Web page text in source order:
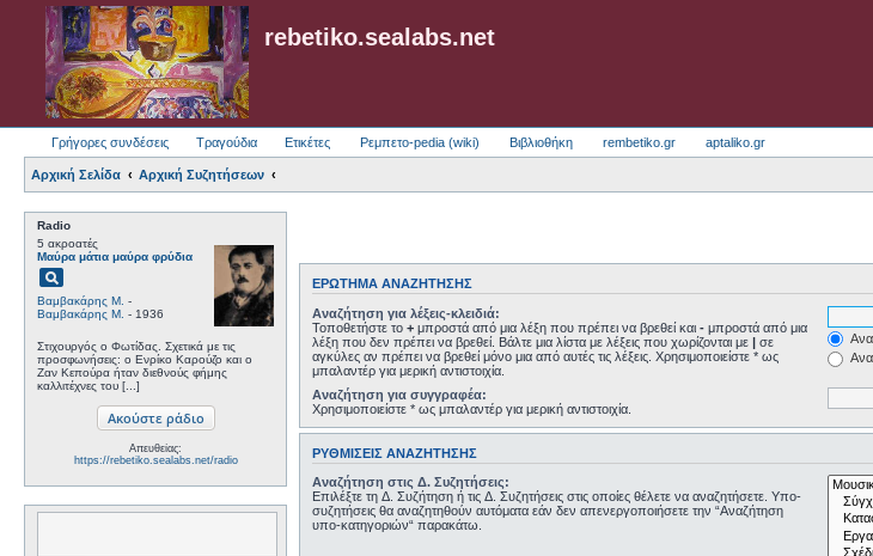
rebetiko.sealabs.net
Γρήγορες συνδέσεις Τραγούδια Ετικέτες Ρεμπετο-pedia (wiki) Βιβλιοθήκη rembetiko.gr aptaliko.gr
Αρχική Σελίδα Αρχική Συζητήσεων
Radio
5 ακροατές
Μαύρα μάτια μαύρα φρύδια
pageview
Βαμβακάρης Μ. -
Βαμβακάρης Μ. - 1936
Στιχουργός ο Φωτίδας. Σχετικά με τις
προσφωνήσεις: o Ενρίκο Καρούζο και ο
Ζαν Κεπούρα ήταν διεθνούς φήμης
καλλιτέχνες του [...]
Απευθείας:
https://rebetiko.sealabs.net/radio
ΕΡΏΤΗΜΑ ΑΝΑΖΉΤΗΣΗΣ
Αναζήτηση για λέξεις-κλειδιά:
Τοποθετήστε το + μπροστά από μια λέξη που πρέπει να βρεθεί και - μπροστά από μια
λέξη που δεν πρέπει να βρεθεί. Βάλτε μια λίστα με λέξεις που χωρίζονται με | σε
αγκύλες αν πρέπει να βρεθεί μόνο μια από αυτές τις λέξεις. Χρησιμοποιείστε * ως
μπαλαντέρ για μερική αντιστοιχία.
Αναζήτηση για συγγραφέα:
Χρησιμοποιείστε * ως μπαλαντέρ για μερική αντιστοιχία.
ΡΥΘΜΊΣΕΙΣ ΑΝΑΖΉΤΗΣΗΣ
Αναζήτηση στις Δ. Συζητήσεις:
Επιλέξτε τη Δ. Συζήτηση ή τις Δ. Συζητήσεις στις οποίες θέλετε να αναζητήσετε. Υπο-
συζητήσεις θα αναζητηθούν αυτόματα εάν δεν απενεργοποιήσετε την “Αναζήτηση
υπο-κατηγοριών“ παρακάτω.